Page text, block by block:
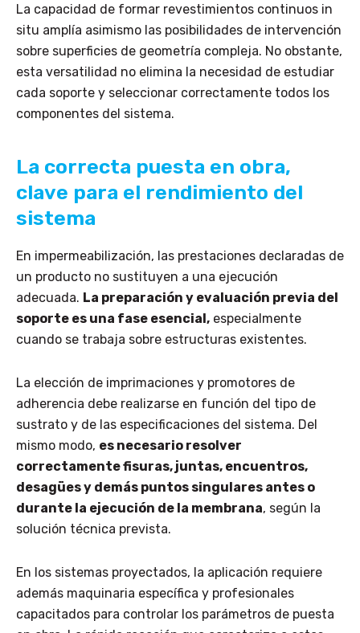
La capacidad de formar revestimientos continuos in
situ amplía asimismo las posibilidades de intervención
sobre superficies de geometría compleja. No obstante,
esta versatilidad no elimina la necesidad de estudiar
cada soporte y seleccionar correctamente todos los
componentes del sistema.
La correcta puesta en obra,
clave para el rendimiento del
sistema
En impermeabilización, las prestaciones declaradas de
un producto no sustituyen a una ejecución
adecuada. La preparación y evaluación previa del
soporte es una fase esencial, especialmente
cuando se trabaja sobre estructuras existentes.
La elección de imprimaciones y promotores de
adherencia debe realizarse en función del tipo de
sustrato y de las especificaciones del sistema. Del
mismo modo, es necesario resolver
correctamente fisuras, juntas, encuentros,
desagües y demás puntos singulares antes o
durante la ejecución de la membrana, según la
solución técnica prevista.
En los sistemas proyectados, la aplicación requiere
además maquinaria específica y profesionales
capacitados para controlar los parámetros de puesta